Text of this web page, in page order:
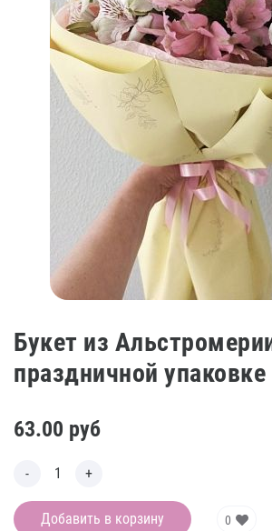
Букет из
праздничной упаковке
63.00 руб
Добавить в корзину 0